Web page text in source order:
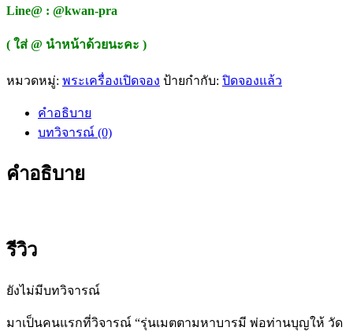
Line@ : @kwan-pra
( ใส่ @ นำหน้าด้วยนะคะ )
หมวดหมู่: พระเครื่องเปิดจอง ป้ายกำกับ: ปิดจองแล้ว
คำอธิบาย
บทวิจารณ์ (0)
คำอธิบาย
รีวิว
ยังไม่มีบทวิจารณ์
มาเป็นคนแรกที่วิจารณ์ “รุ่นเมตตามหาบารมี พ่อท่านบุญให้ วัด